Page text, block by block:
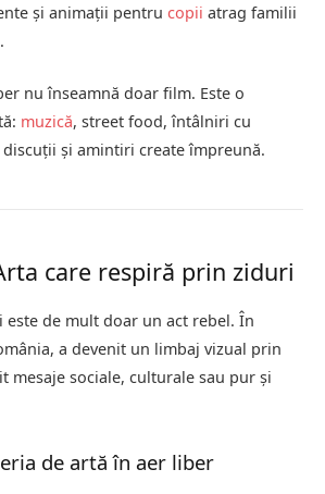
și animații pentru copii atrag familii
nu înseamnă doar film. Este o
muzică, street food, întâlniri cu
și amintiri create împreună.
care respiră prin ziduri
este de mult doar un act rebel. În
a devenit un limbaj vizual prin
mesaje sociale, culturale sau pur și
de artă în aer liber